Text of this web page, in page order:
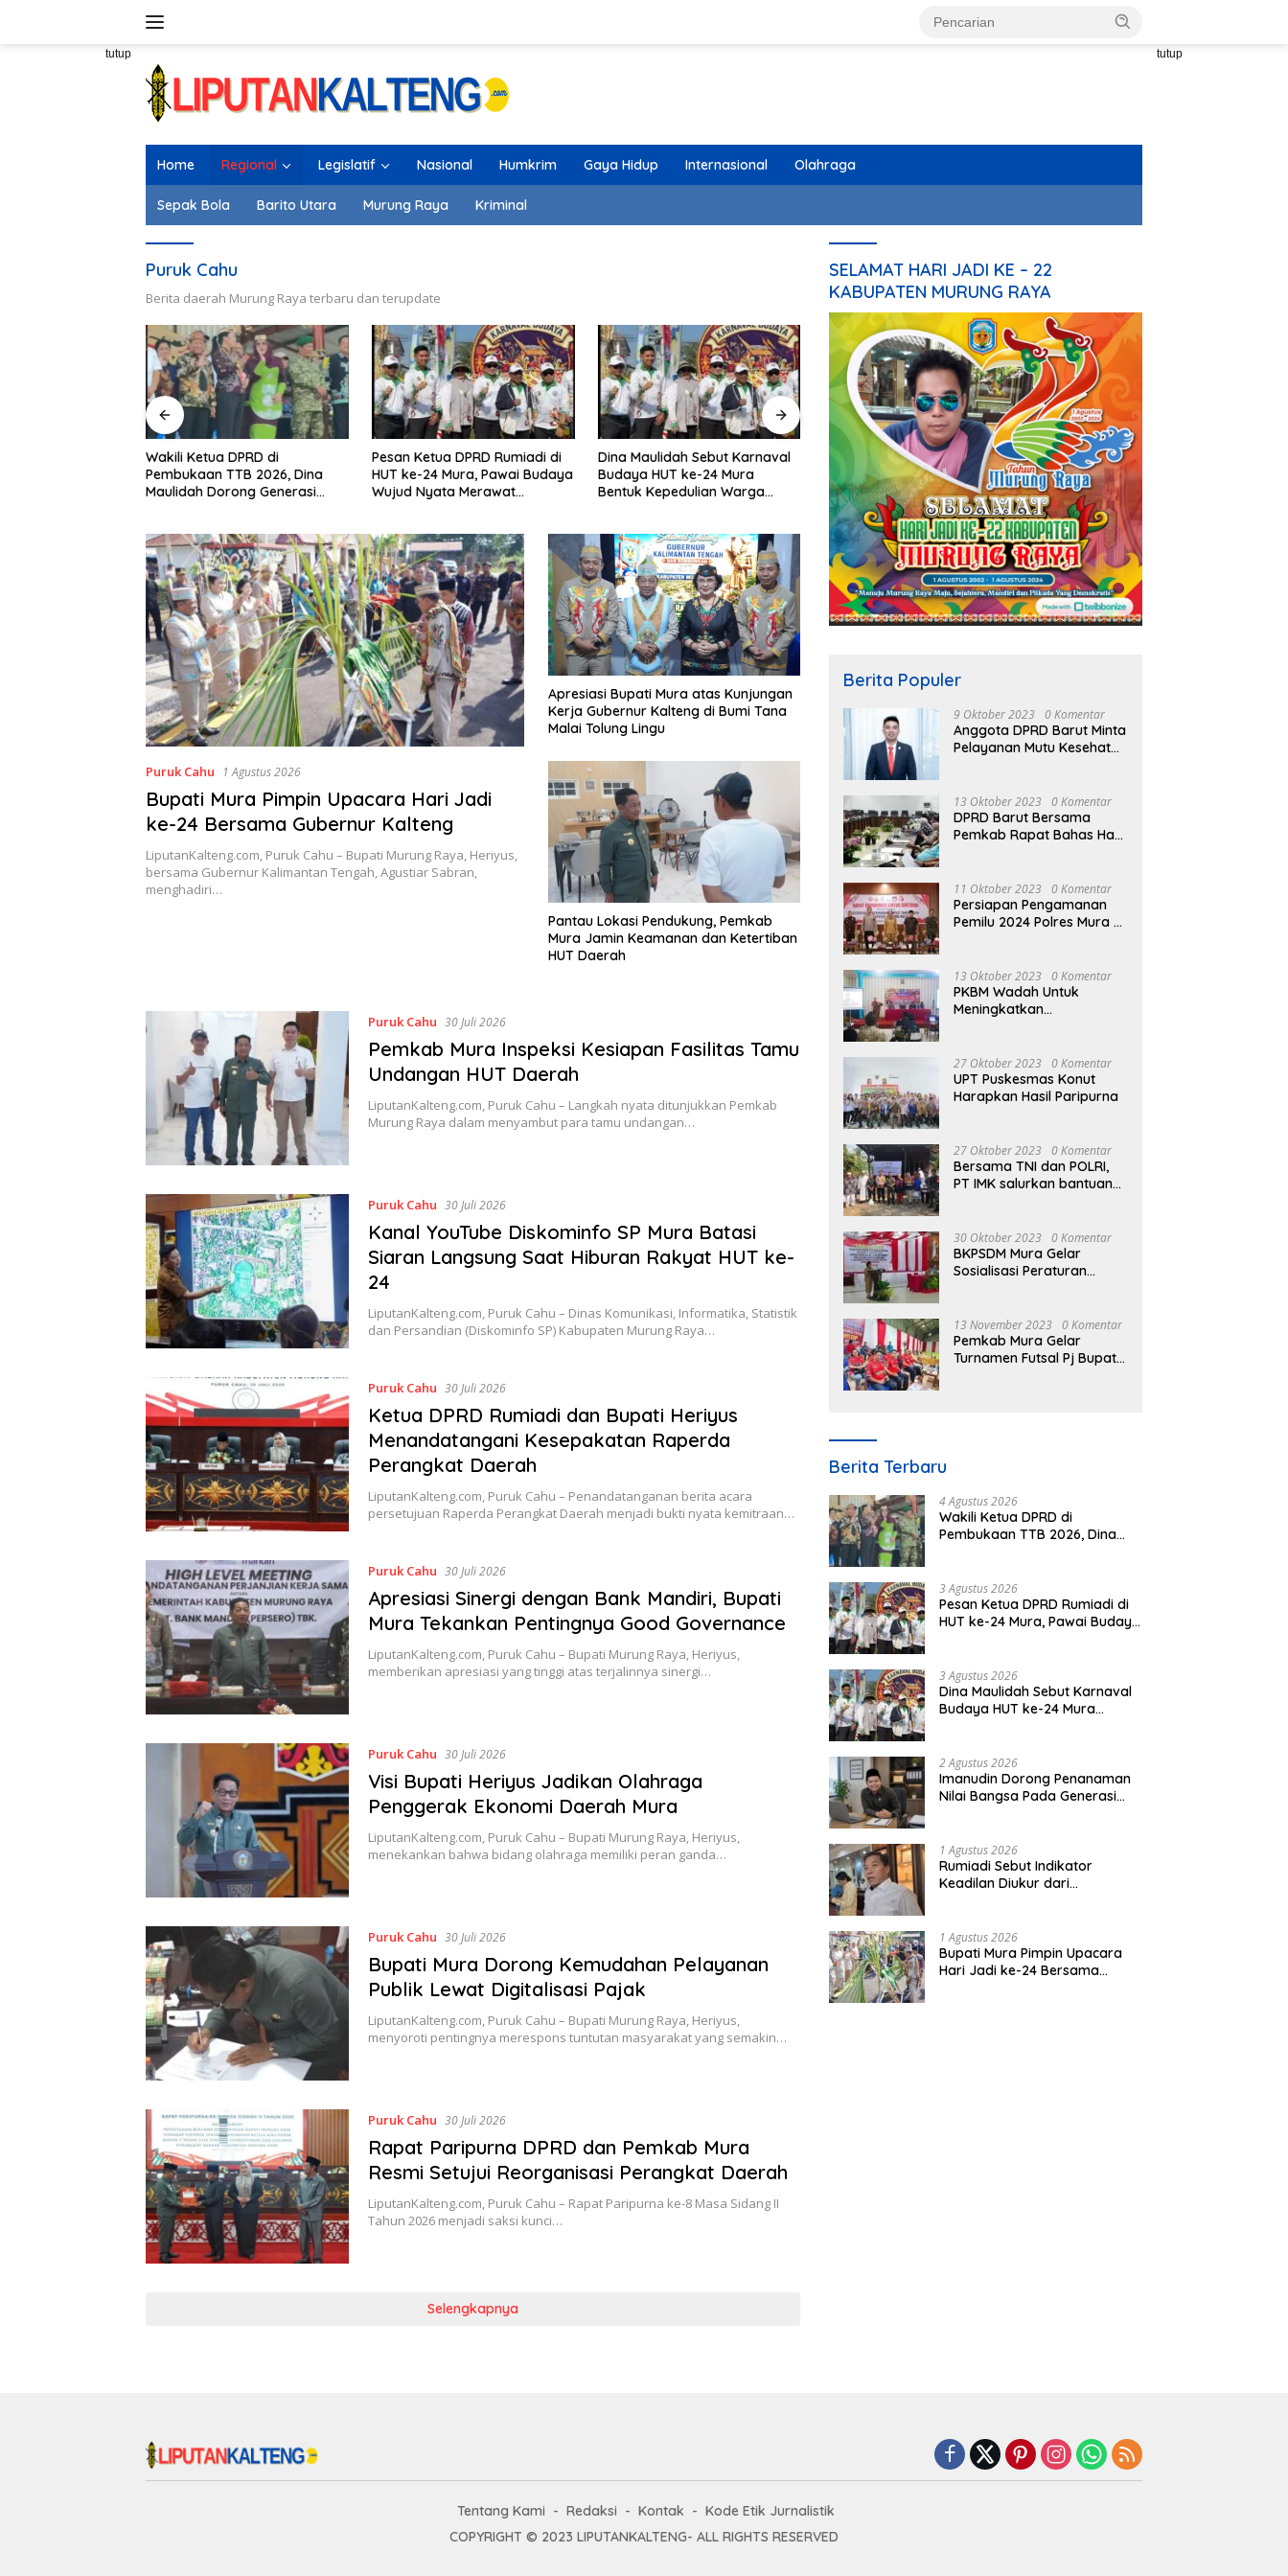
tutup tutup
Home Regional Legislatif Nasional Humkrim Gaya Hidup Internasional Olahraga
Sepak Bola Barito Utara Murung Raya Kriminal
Puruk Cahu
Berita daerah Murung Raya terbaru dan terupdate
Pesan Ketua DPRD Rumiadi di
HUT ke-24 Mura, Pawai Budaya
Wujud Nyata Merawat
Dina Maulidah Sebut Karnaval
Budaya HUT ke-24 Mura
Bentuk Kepedulian Warga
Imanudin Dorong Penanaman
Nilai Bangsa Pada Generasi
Muda
Rumiadi Sebut Indikator
Keadilan Diukur dari
Kesejahteraan Warga
Bupati Mura Pimpin Upacara
Hari Jadi ke-24 Bersama
Gubernur Kalteng
Puruk Cahu 1 Agustus 2026
Bupati Mura Pimpin Upacara Hari Jadi
ke-24 Bersama Gubernur Kalteng
LiputanKalteng.com, Puruk Cahu – Bupati Murung Raya, Heriyus,
bersama Gubernur Kalimantan Tengah, Agustiar Sabran,
menghadiri…
Apresiasi Bupati Mura atas Kunjungan
Kerja Gubernur Kalteng di Bumi Tana
Malai Tolung Lingu
Pantau Lokasi Pendukung, Pemkab
Mura Jamin Keamanan dan Ketertiban
HUT Daerah
Puruk Cahu 30 Juli 2026
Pemkab Mura Inspeksi Kesiapan Fasilitas Tamu
Undangan HUT Daerah
LiputanKalteng.com, Puruk Cahu – Langkah nyata ditunjukkan Pemkab
Murung Raya dalam menyambut para tamu undangan…
Puruk Cahu 30 Juli 2026
Kanal YouTube Diskominfo SP Mura Batasi
Siaran Langsung Saat Hiburan Rakyat HUT ke-
24
LiputanKalteng.com, Puruk Cahu – Dinas Komunikasi, Informatika, Statistik
dan Persandian (Diskominfo SP) Kabupaten Murung Raya…
Puruk Cahu 30 Juli 2026
Ketua DPRD Rumiadi dan Bupati Heriyus
Menandatangani Kesepakatan Raperda
Perangkat Daerah
LiputanKalteng.com, Puruk Cahu – Penandatanganan berita acara
persetujuan Raperda Perangkat Daerah menjadi bukti nyata kemitraan…
Puruk Cahu 30 Juli 2026
Apresiasi Sinergi dengan Bank Mandiri, Bupati
Mura Tekankan Pentingnya Good Governance
LiputanKalteng.com, Puruk Cahu – Bupati Murung Raya, Heriyus,
memberikan apresiasi yang tinggi atas terjalinnya sinergi…
Puruk Cahu 30 Juli 2026
Visi Bupati Heriyus Jadikan Olahraga
Penggerak Ekonomi Daerah Mura
LiputanKalteng.com, Puruk Cahu – Bupati Murung Raya, Heriyus,
menekankan bahwa bidang olahraga memiliki peran ganda…
Puruk Cahu 30 Juli 2026
Bupati Mura Dorong Kemudahan Pelayanan
Publik Lewat Digitalisasi Pajak
LiputanKalteng.com, Puruk Cahu – Bupati Murung Raya, Heriyus,
menyoroti pentingnya merespons tuntutan masyarakat yang semakin…
Puruk Cahu 30 Juli 2026
Rapat Paripurna DPRD dan Pemkab Mura
Resmi Setujui Reorganisasi Perangkat Daerah
LiputanKalteng.com, Puruk Cahu – Rapat Paripurna ke-8 Masa Sidang II
Tahun 2026 menjadi saksi kunci…
Selengkapnya
SELAMAT HARI JADI KE – 22
KABUPATEN MURUNG RAYA
Berita Populer
9 Oktober 2023 0 Komentar
Anggota DPRD Barut Minta
Pelayanan Mutu Kesehatan
13 Oktober 2023 0 Komentar
DPRD Barut Bersama
Pemkab Rapat Bahas Hasil
Perubahan 2023
11 Oktober 2023 0 Komentar
Persiapan Pengamanan
Pemilu 2024 Polres Mura
13 Oktober 2023 0 Komentar
PKBM Wadah Untuk
Meningkatkan
Dalam Bidang Ekonomi
27 Oktober 2023 0 Komentar
UPT Puskesmas Konut
Harapkan Hasil Paripurna
27 Oktober 2023 0 Komentar
Bersama TNI dan POLRI,
PT IMK salurkan bantuan
30 Oktober 2023 0 Komentar
BKPSDM Mura Gelar
Sosialisasi Peraturan
13 November 2023 0 Komentar
Pemkab Mura Gelar
Turnamen Futsal Pj Bupati
Berita Terbaru
4 Agustus 2026
Wakili Ketua DPRD di
Pembukaan TTB 2026, Dina
3 Agustus 2026
Pesan Ketua DPRD Rumiadi di
HUT ke-24 Mura, Pawai Budaya
3 Agustus 2026
Dina Maulidah Sebut Karnaval
Budaya HUT ke-24 Mura
2 Agustus 2026
Imanudin Dorong Penanaman
Nilai Bangsa Pada Generasi
1 Agustus 2026
Rumiadi Sebut Indikator
Keadilan Diukur dari
1 Agustus 2026
Bupati Mura Pimpin Upacara
Hari Jadi ke-24 Bersama
Tentang Kami Redaksi Kontak
Kode Etik Jurnalistik
COPYRIGHT © 2023 LIPUTANKALTENG- ALL RIGHTS RESERVED